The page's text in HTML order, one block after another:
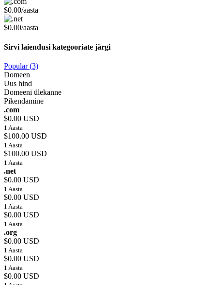
$0.00/aasta
$0.00/aasta
Sirvi laiendusi kategooriate järgi
Popular (3)
Domeen
Uus hind
Domeeni ülekanne
Pikendamine
.com
$0.00 USD
1 Aasta
$100.00 USD
1 Aasta
$100.00 USD
1 Aasta
.net
$0.00 USD
1 Aasta
$0.00 USD
1 Aasta
$0.00 USD
1 Aasta
.org
$0.00 USD
1 Aasta
$0.00 USD
1 Aasta
$0.00 USD